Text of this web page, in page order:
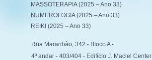
MASSOTERAPIA (2025 – Ano 33)
NUMEROLOGIA (2025 – Ano 33)
REIKI (2025 – Ano 33)
Rua Maranhão, 342 - Bloco A -
4º andar - 403/404 - Edifício J. Maciel Center